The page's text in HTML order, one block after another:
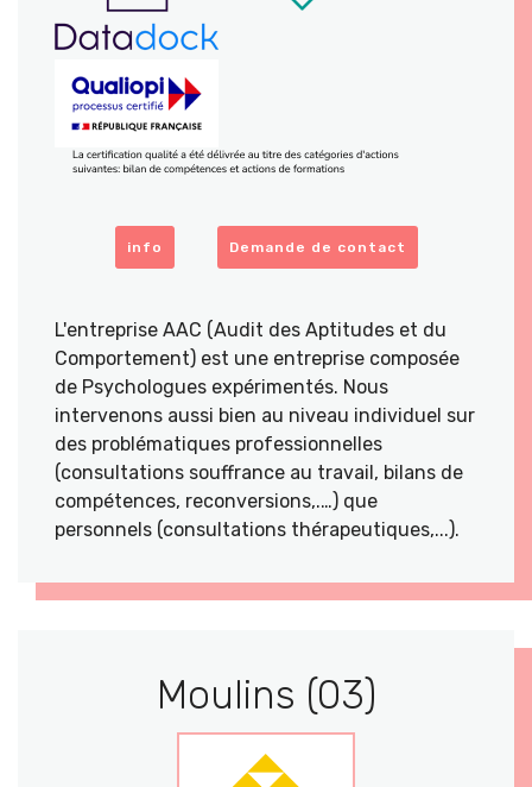
info Demande de contact
L'entreprise AAC (Audit des Aptitudes et du
Comportement) est une entreprise composée
de Psychologues expérimentés. Nous
intervenons aussi bien au niveau individuel sur
des problématiques professionnelles
(consultations souffrance au travail, bilans de
compétences, reconversions,.…) que
personnels (consultations thérapeutiques,...).
Moulins (03)